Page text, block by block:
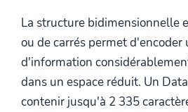
La structure bidimensionnelle
ou de carrés permet
d'information
dans un espace réduit. Un
contenir jusqu'à 2 335